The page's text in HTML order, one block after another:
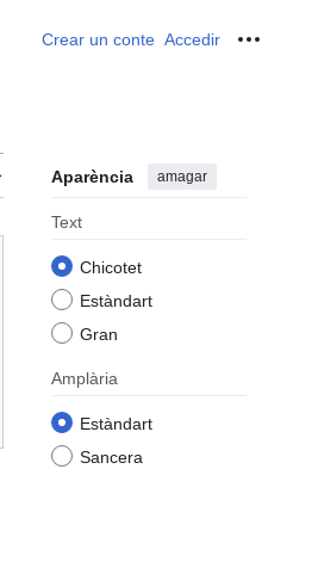
Crear un conte Accedir
Aparència amagar
Text
Chicotet
Estàndart
Gran
Amplària
Estàndart
Sancera